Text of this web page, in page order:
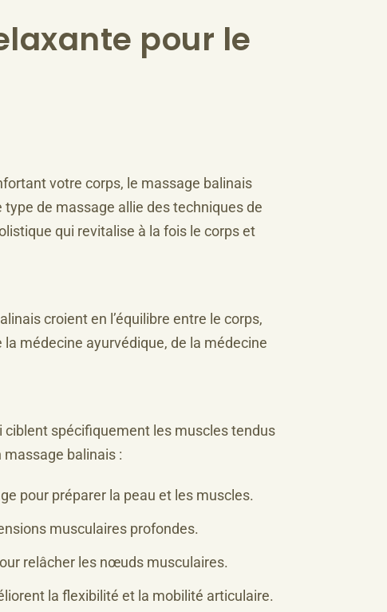
pour le
votre corps, le massage balinais
type de massage allie des techniques de
qui revitalise à la fois le corps et
croient en l’équilibre entre le corps,
médecine ayurvédique, de la médecine
spécifiquement les muscles tendus
balinais :
pour préparer la peau et les muscles.
musculaires profondes.
relâcher les nœuds musculaires.
la flexibilité et la mobilité articulaire.